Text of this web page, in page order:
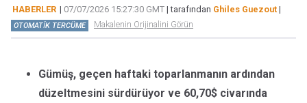
HABERLER | 07/07/2026 15:27:30 GMT | tarafından Ghiles Guezout |
OTOMATİK TERCÜME Makalenin Orijinalini Görün
Gümüş, geçen haftaki toparlanmanın ardından
düzeltmesini sürdürüyor ve 60,70$ civarında